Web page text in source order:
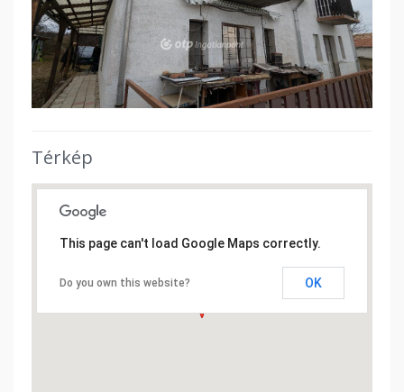
Térkép
This page can't load Google Maps correctly.
Do you own this website? OK